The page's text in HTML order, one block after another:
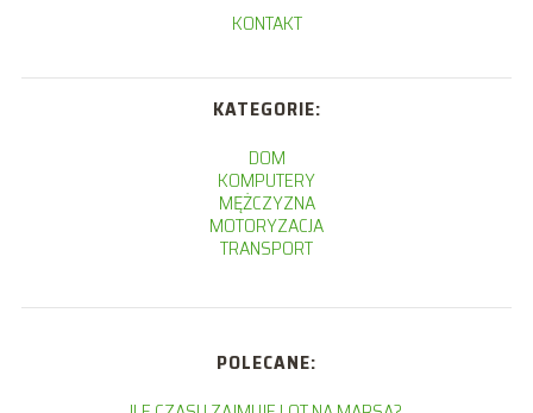
KONTAKT
KATEGORIE:
DOM
KOMPUTERY
MĘŻCZYZNA
MOTORYZACJA
TRANSPORT
POLECANE: